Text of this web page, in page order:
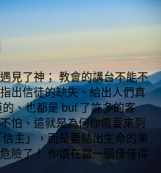
見了神； 教會的講台不能不
出信徒的缺失、給出人們真
、也都是 buf 了許多的客
怕、這就是為何你需要來到
主」，而是要結出生命的果
險了！ 你還在當一個僅僅得